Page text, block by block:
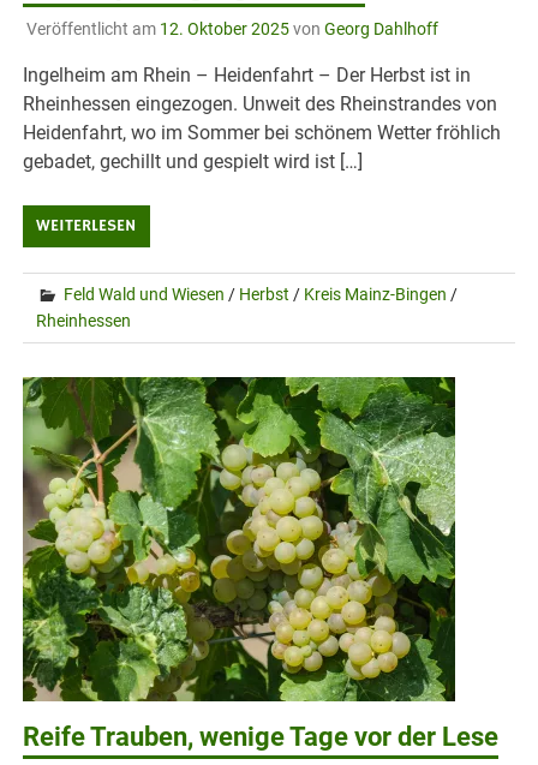
Veröffentlicht am 12. Oktober 2025von Georg Dahlhoff
Ingelheim am Rhein – Heidenfahrt – Der Herbst ist in
Rheinhessen eingezogen. Unweit des Rheinstrandes von
Heidenfahrt, wo im Sommer bei schönem Wetter fröhlich
gebadet, gechillt und gespielt wird ist […]
WEITERLESEN
Feld Wald und Wiesen / Herbst / Kreis Mainz-Bingen /
Rheinhessen
Reife Trauben, wenige Tage vor der Lese